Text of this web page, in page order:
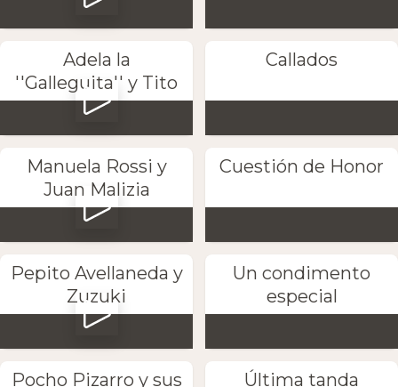
Adela la
''Galleguita'' y Tito
Callados
Manuela Rossi y
Juan Malizia
Cuestión de Honor
Pepito Avellaneda y
Zuzuki
Un condimento
especial
Pocho Pizarro y sus
Última tanda